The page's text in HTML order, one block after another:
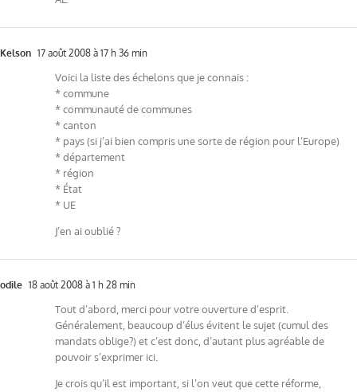
Kelson 17 août 2008 à 17 h 36 min
Voici la liste des échelons que je connais :
* commune
* communauté de communes
* canton
* pays (si j’ai bien compris une sorte de région pour l’Europe)
* département
* région
* État
* UE
J’en ai oublié ?
odile 18 août 2008 à 1 h 28 min
Tout d’abord, merci pour votre ouverture d’esprit.
Généralement, beaucoup d’élus évitent le sujet (cumul des
mandats oblige?) et c’est donc, d’autant plus agréable de
pouvoir s’exprimer ici.
Je crois qu’il est important, si l’on veut que cette réforme,